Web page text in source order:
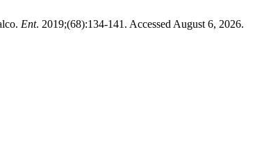
Ent. 2019;(68):134-141. Accessed August 6, 2026.